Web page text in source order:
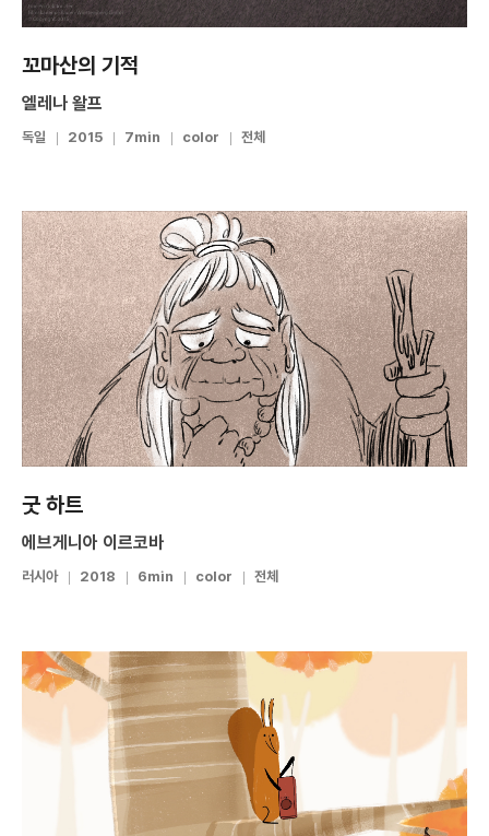
꼬마산의 기적
엘레나 왈프
독일 2015 7min color 전체
굿 하트
에브게니아 이르코바
러시아 2018 6min color 전체